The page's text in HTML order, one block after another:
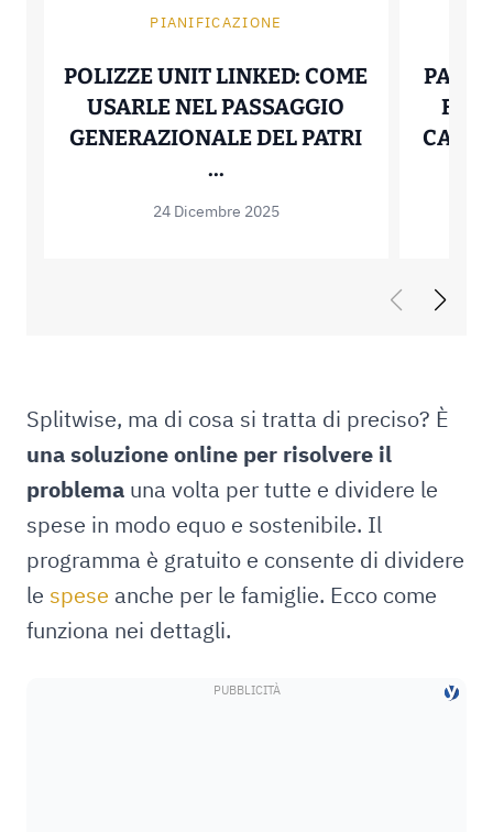
PIANIFICAZIONE
POLIZZE UNIT LINKED: COME
USARLE NEL PASSAGGIO
GENERAZIONALE DEL PATRI
...POLIZZE UNIT LINKED:
24 Dicembre 2025
Splitwise, ma di cosa si tratta di preciso? È
una soluzione online per risolvere il
problema una volta per tutte e dividere le
spese in modo equo e sostenibile. Il
programma è gratuito e consente di dividere
le spese anche per le famiglie. Ecco come
funziona nei dettagli.